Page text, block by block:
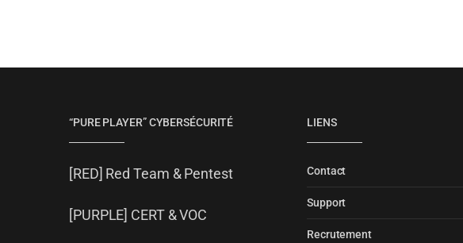
“PURE PLAYER” CYBERSÉCURITÉ
[RED] Red Team & Pentest
[PURPLE] CERT & VOC
LIENS
Contact
Support
Recrutement